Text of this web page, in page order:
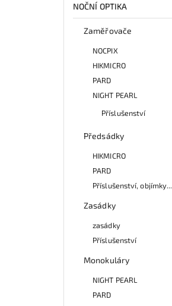
NOČNÍ OPTIKA
Zaměřovače
NOCPIX
HIKMICRO
PARD
NIGHT PEARL
Příslušenství
Předsádky
HIKMICRO
PARD
Příslušenství, objímky...
Zasádky
zasádky
Příslušenství
Monokuláry
NIGHT PEARL
PARD